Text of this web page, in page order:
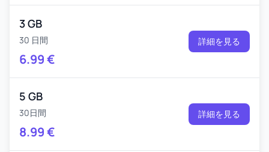
3 GB
30 日間
6.99€
詳細を見る
5 GB
30日間
8.99€
詳細を見る